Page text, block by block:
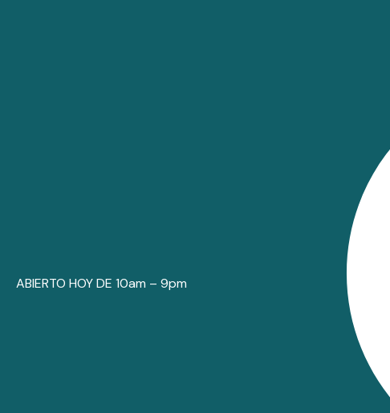
ABIERTO HOY DE 10am – 9pm